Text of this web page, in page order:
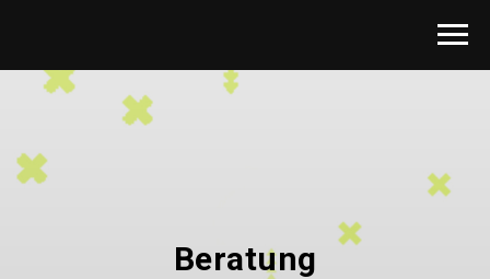
Beratung